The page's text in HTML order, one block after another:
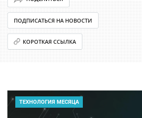
ПОДПИСАТЬСЯ НА НОВОСТИ
КОРОТКАЯ ССЫЛКА
ТЕХНОЛОГИЯ МЕСЯЦА